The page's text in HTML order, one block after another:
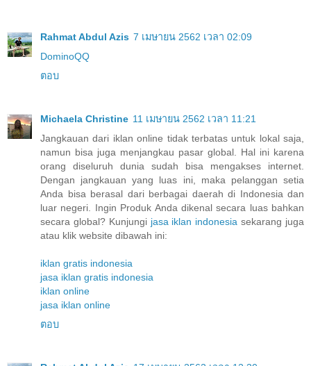
Rahmat Abdul Azis 7 เมษายน 2562 เวลา 02:09
DominoQQ
ตอบ
Michaela Christine 11 เมษายน 2562 เวลา 11:21
Jangkauan dari iklan online tidak terbatas untuk lokal saja,
namun bisa juga menjangkau pasar global. Hal ini karena
orang diseluruh dunia sudah bisa mengakses internet.
Dengan jangkauan yang luas ini, maka pelanggan setia
Anda bisa berasal dari berbagai daerah di Indonesia dan
luar negeri. Ingin Produk Anda dikenal secara luas bahkan
secara global? Kunjungi jasa iklan indonesia sekarang juga
atau klik website dibawah ini:
iklan gratis indonesia
jasa iklan gratis indonesia
iklan online
jasa iklan online
ตอบ